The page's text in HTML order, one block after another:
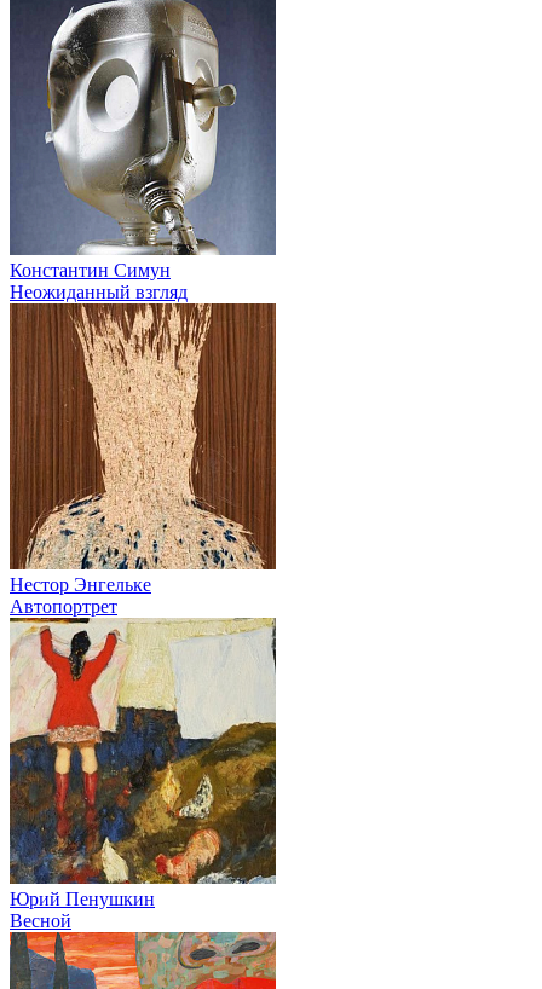
Константин Симун
Неожиданный взгляд
Нестор Энгельке
Автопортрет
Юрий Пенушкин
Весной